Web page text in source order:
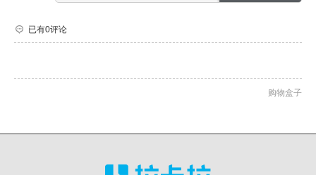
已有0评论
购物盒子